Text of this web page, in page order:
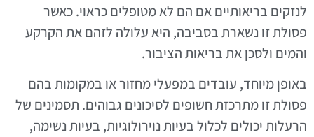
לנזקים בריאותיים אם הם לא מטופלים כראוי. כאשר
פסולת זו נשארת בסביבה, היא עלולה לזהם את הקרקע
והמים ולסכן את בריאות הציבור.
באופן מיוחד, עובדים במפעלי מחזור או במקומות בהם
פסולת זו מתרכזת חשופים לסיכונים גבוהים. תסמינים של
הרעלות יכולים לכלול בעיות נוירולוגיות, בעיות נשימה,